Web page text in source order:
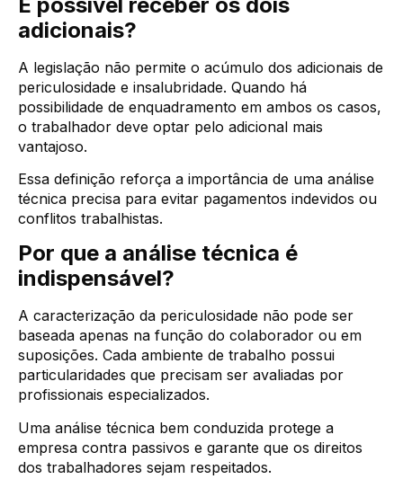
adicionais?
A legislação não permite o acúmulo dos adicionais de
periculosidade e insalubridade. Quando há
possibilidade de enquadramento em ambos os casos,
o trabalhador deve optar pelo adicional mais
vantajoso.
Essa definição reforça a importância de uma análise
técnica precisa para evitar pagamentos indevidos ou
conflitos trabalhistas.
Por que a análise técnica é
indispensável?
A caracterização da periculosidade não pode ser
baseada apenas na função do colaborador ou em
suposições. Cada ambiente de trabalho possui
particularidades que precisam ser avaliadas por
profissionais especializados.
Uma análise técnica bem conduzida protege a
empresa contra passivos e garante que os direitos
dos trabalhadores sejam respeitados.